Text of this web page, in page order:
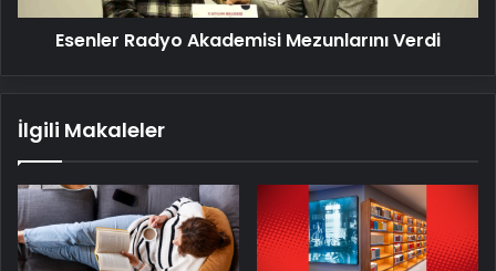
Esenler Radyo Akademisi Mezunlarını Verdi
İlgili Makaleler